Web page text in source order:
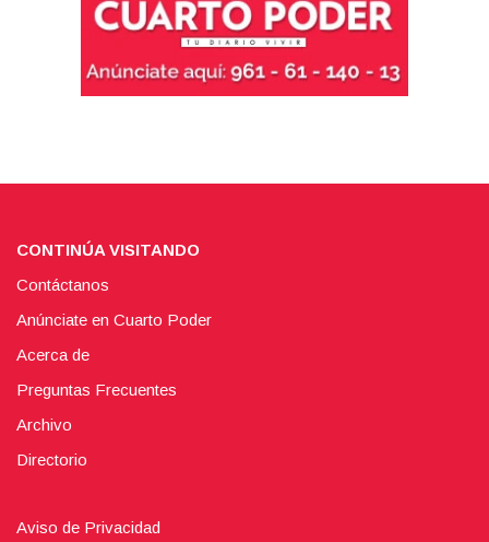
CONTINÚA VISITANDO
Contáctanos
Anúnciate en Cuarto Poder
Acerca de
Preguntas Frecuentes
Archivo
Directorio
Aviso de Privacidad